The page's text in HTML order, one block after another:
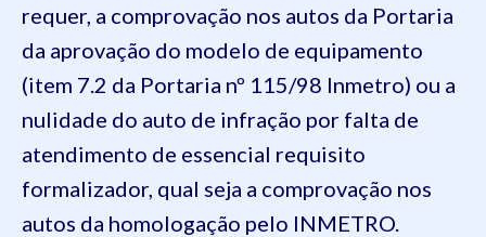
requer, a comprovação nos autos da Portaria
da aprovação do modelo de equipamento
(item 7.2 da Portaria nº 115/98 Inmetro) ou a
nulidade do auto de infração por falta de
atendimento de essencial requisito
formalizador, qual seja a comprovação nos
autos da homologação pelo INMETRO.